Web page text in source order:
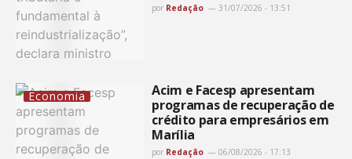
por Redação 31/07/2026 - 13:51
Economia
Acim e Facesp apresentam
programas de recuperação de
crédito para empresários em
Marília
por Redação 06/08/2026 - 17:13